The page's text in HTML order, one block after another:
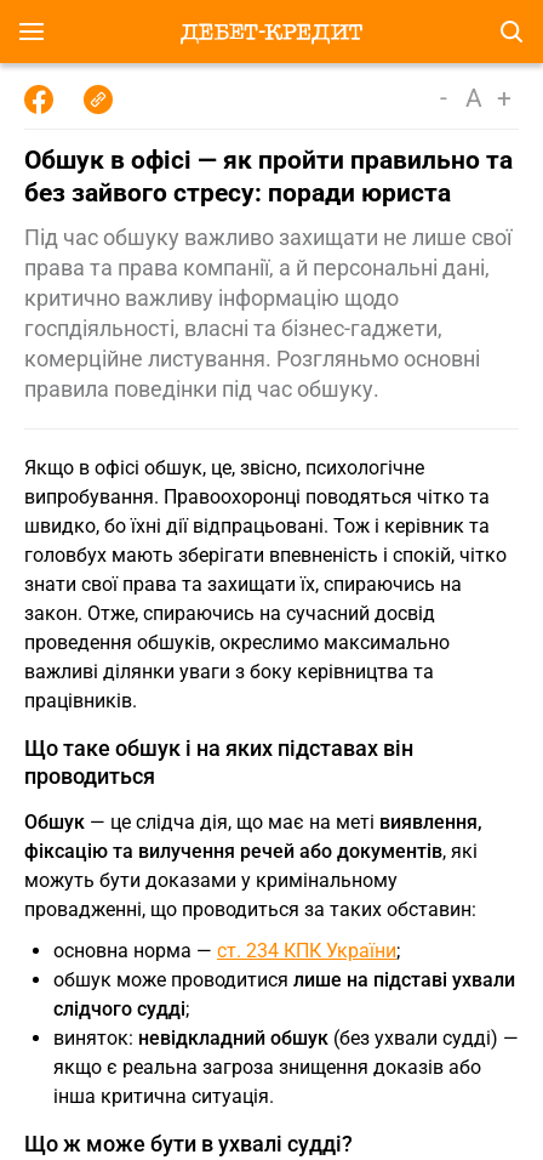
- A +
Обшук в офісі — як пройти правильно та
без зайвого стресу: поради юриста
Під час обшуку важливо захищати не лише свої
права та права компанії, а й персональні дані,
критично важливу інформацію щодо
госпдіяльності, власні та бізнес-гаджети,
комерційне листування. Розгляньмо основні
правила поведінки під час обшуку.
Якщо в офісі обшук, це, звісно, психологічне
випробування. Правоохоронці поводяться чітко та
швидко, бо їхні дії відпрацьовані. Тож і керівник та
головбух мають зберігати впевненість і спокій, чітко
знати свої права та захищати їх, спираючись на
закон. Отже, спираючись на сучасний досвід
проведення обшуків, окреслимо максимально
важливі ділянки уваги з боку керівництва та
працівників.
Що таке обшук і на яких підставах він
проводиться
Обшук — це слідча дія, що має на меті виявлення,
фіксацію та вилучення речей або документів, які
можуть бути доказами у кримінальному
провадженні, що проводиться за таких обставин:
основна норма — ст. 234 КПК України;
обшук може проводитися лише на підставі ухвали
слідчого судді;
виняток: невідкладний обшук (без ухвали судді) —
якщо є реальна загроза знищення доказів або
інша критична ситуація.
Що ж може бути в ухвалі судді?